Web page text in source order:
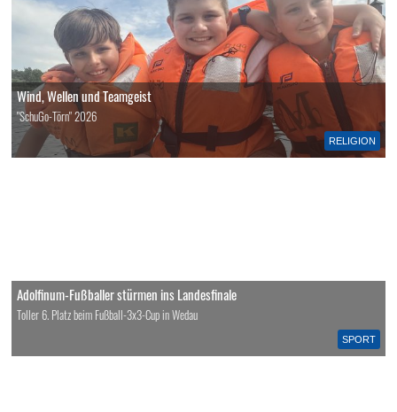
RELIGION
Wind, Wellen und Teamgeist
"SchuGo-Törn" 2026
SPORT
Adolfinum-Fußballer stürmen ins Landesfinale
Toller 6. Platz beim Fußball-3x3-Cup in Wedau